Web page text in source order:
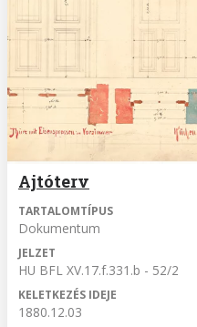
Ajtóterv
TARTALOMTÍPUS
Dokumentum
JELZET
HU BFL XV.17.f.331.b - 52/2
KELETKEZÉS IDEJE
1880.12.03